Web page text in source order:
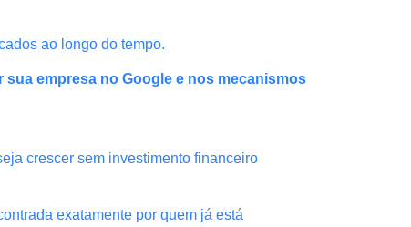
ao longo do tempo.
sua empresa no Google e nos mecanismos
crescer sem investimento financeiro
exatamente por quem já está